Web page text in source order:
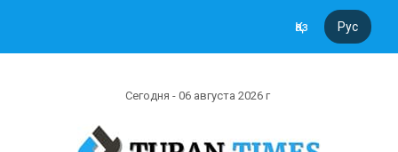
Қаз Рус
Сегодня - 06 августа 2026 г